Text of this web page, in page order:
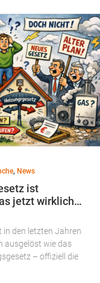
, News
ist
jetzt wirklich…
in den letzten Jahren
ausgelöst wie das
– offiziell die